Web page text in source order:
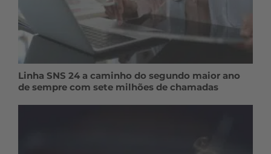
Linha SNS 24 a caminho do segundo maior ano
de sempre com sete milhões de chamadas